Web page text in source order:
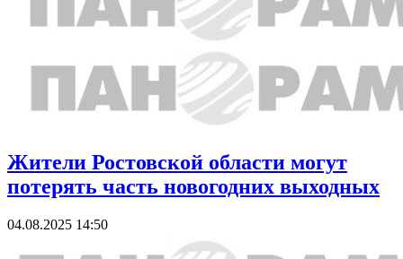
Жители Ростовской области могут
потерять часть новогодних выходных
04.08.2025 14:50